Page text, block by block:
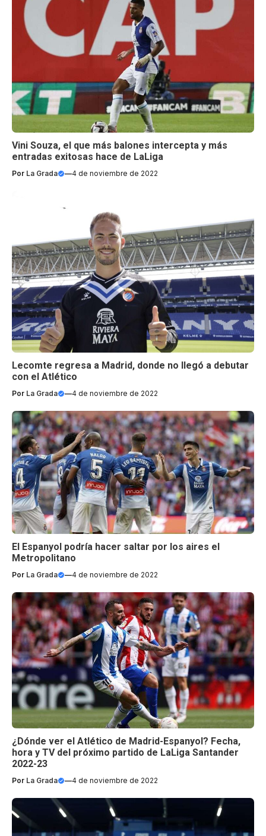
Vini Souza, el que más balones intercepta y más
entradas exitosas hace de LaLiga
Por La Grada —4 de noviembre de 2022
Lecomte regresa a Madrid, donde no llegó a debutar
con el Atlético
Por La Grada —4 de noviembre de 2022
El Espanyol podría hacer saltar por los aires el
Metropolitano
Por La Grada —4 de noviembre de 2022
¿Dónde ver el Atlético de Madrid-Espanyol? Fecha,
hora y TV del próximo partido de LaLiga Santander
2022-23
Por La Grada —4 de noviembre de 2022